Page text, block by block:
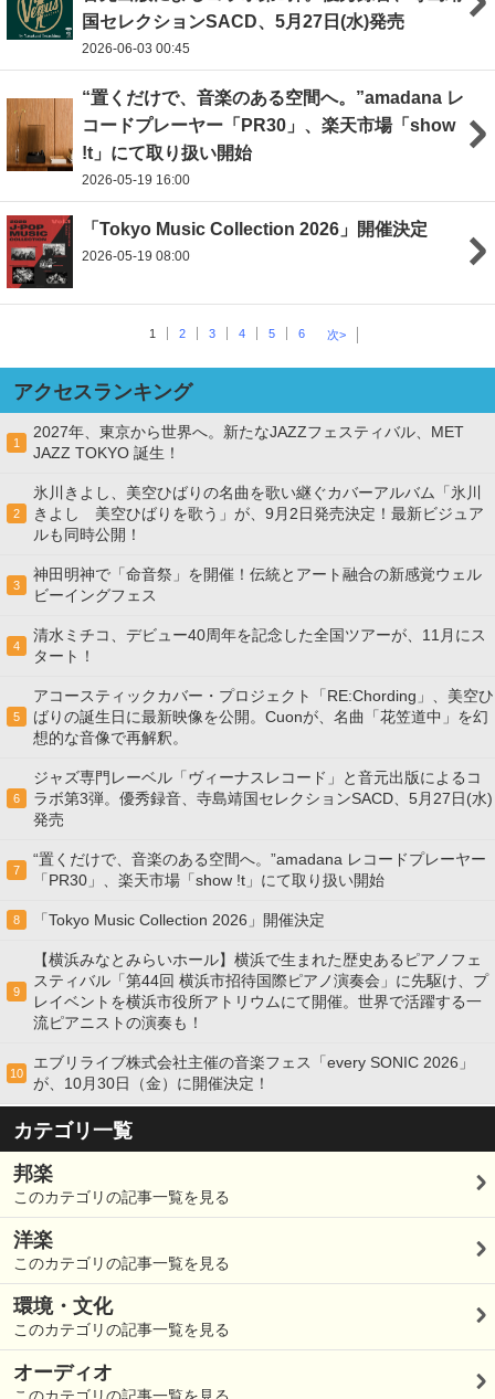
国セレクションSACD、5月27日(水)発売
2026-06-03 00:45
“置くだけで、音楽のある空間へ。”amadana レ
コードプレーヤー「PR30」、楽天市場「show
!t」にて取り扱い開始
2026-05-19 16:00
「Tokyo Music Collection 2026」開催決定
2026-05-19 08:00
1 2 3 4 5 6 次>
アクセスランキング
1
2027年、東京から世界へ。新たなJAZZフェスティバル、MET
JAZZ TOKYO 誕生！
2
氷川きよし、美空ひばりの名曲を歌い継ぐカバーアルバム「氷川
きよし 美空ひばりを歌う」が、9月2日発売決定！最新ビジュア
ルも同時公開！
3
神田明神で「命音祭」を開催！伝統とアート融合の新感覚ウェル
ビーイングフェス
4
清水ミチコ、デビュー40周年を記念した全国ツアーが、11月にス
タート！
5
アコースティックカバー・プロジェクト「RE:Chording」、美空ひ
ばりの誕生日に最新映像を公開。Cuonが、名曲「花笠道中」を幻
想的な音像で再解釈。
6
ジャズ専門レーベル「ヴィーナスレコード」と音元出版によるコ
ラボ第3弾。優秀録音、寺島靖国セレクションSACD、5月27日(水)
発売
7
“置くだけで、音楽のある空間へ。”amadana レコードプレーヤー
「PR30」、楽天市場「show !t」にて取り扱い開始
8 「Tokyo Music Collection 2026」開催決定
9
【横浜みなとみらいホール】横浜で生まれた歴史あるピアノフェ
スティバル「第44回 横浜市招待国際ピアノ演奏会」に先駆け、プ
レイベントを横浜市役所アトリウムにて開催。世界で活躍する一
流ピアニストの演奏も！
10
エブリライブ株式会社主催の音楽フェス「every SONIC 2026」
が、10月30日（金）に開催決定！
カテゴリ一覧
邦楽
このカテゴリの記事一覧を見る
洋楽
このカテゴリの記事一覧を見る
環境・文化
このカテゴリの記事一覧を見る
オーディオ